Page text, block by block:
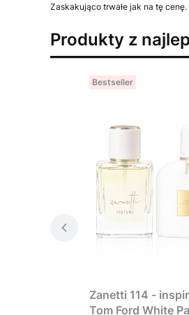
Zaskakująco trwałe jak na tę cenę.
Produkty z
Bestseller
Zanetti 114 -
Tom Ford White Patchouli